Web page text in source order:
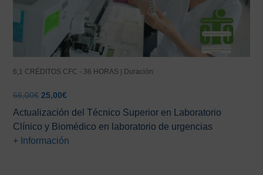
6,1 CRÉDITOS CFC - 36 HORAS | Duración:
66,00€ El
precio
original
era:
66,00€.
25,00€El
precio
actual
es:
25,00€.
Actualización del Técnico Superior en Laboratorio
Clínico y Biomédico en laboratorio de urgencias
+ Información